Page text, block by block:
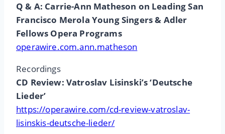
Q & A: Carrie-Ann Matheson on Leading San
Francisco Merola Young Singers & Adler
Fellows Opera Programs
operawire.com.ann.matheson
Recordings
CD Review: Vatroslav Lisinski’s ‘Deutsche
Lieder’
https://operawire.com/cd-review-vatroslav-
lisinskis-deutsche-lieder/